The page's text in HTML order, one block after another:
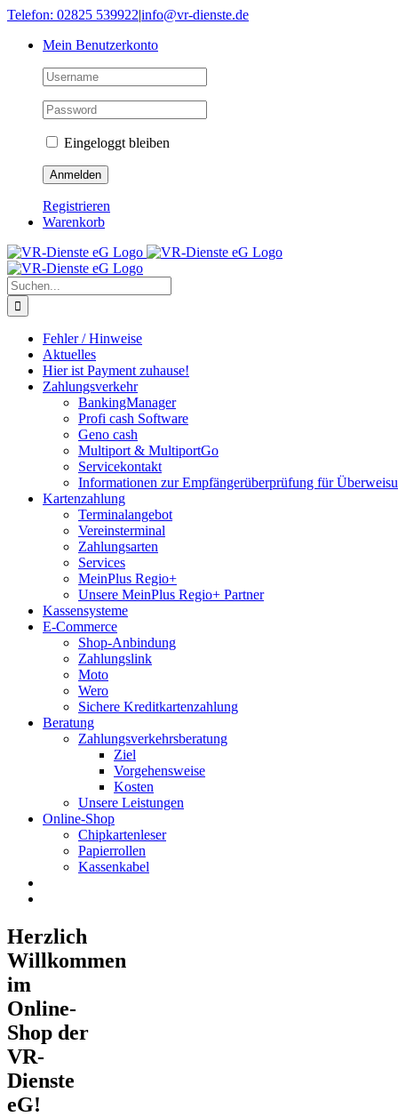
Skip
content
Telefon: 02825 539922|info@vr-dienste.de
Mein Benutzerkonto
Eingeloggt bleiben
Registrieren
Warenkorb
Suche
nach:
Fehler / Hinweise
Aktuelles
Hier ist Payment zuhause!
Zahlungsverkehr
BankingManager
Profi cash Software
Geno cash
Multiport & MultiportGo
Servicekontakt
Informationen zur Empfängerüberprüfung für
Kartenzahlung
Terminalangebot
Vereinsterminal
Zahlungsarten
Services
MeinPlus Regio+
Unsere MeinPlus Regio+ Partner
Kassensysteme
E-Commerce
Shop-Anbindung
Zahlungslink
Moto
Wero
Sichere Kreditkartenzahlung
Beratung
Zahlungsverkehrsberatung
Ziel
Vorgehensweise
Kosten
Unsere Leistungen
Online-Shop
Chipkartenleser
Papierrollen
Kassenkabel
Herzlich
Willkommen
im
Online-
Shop der
VR-
Dienste
eG!